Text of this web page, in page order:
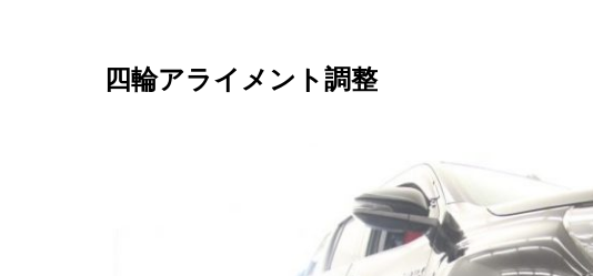
四輪アライメント調整